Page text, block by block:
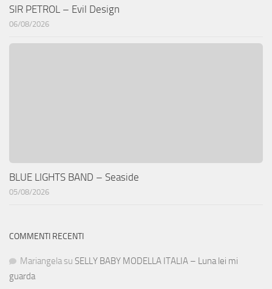
SIR PETROL – Evil Design
06/08/2026
BLUE LIGHTS BAND – Seaside
05/08/2026
COMMENTI RECENTI
Mariangela su SELLY BABY MODELLA ITALIA – Luna lei mi
guarda